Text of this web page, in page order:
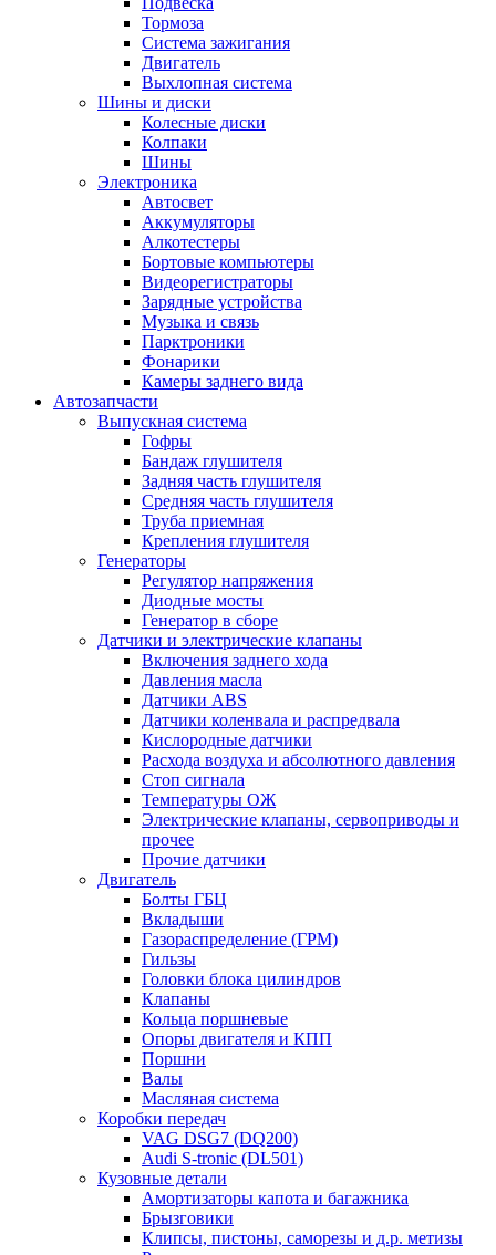
Тормоза
Система зажигания
Двигатель
Выхлопная система
Шины и диски
Колесные диски
Колпаки
Шины
Электроника
Автосвет
Аккумуляторы
Алкотестеры
Бортовые компьютеры
Видеорегистраторы
Зарядные устройства
Музыка и связь
Парктроники
Фонарики
Камеры заднего вида
Автозапчасти
Выпускная система
Гофры
Бандаж глушителя
Задняя часть глушителя
Средняя часть глушителя
Труба приемная
Крепления глушителя
Генераторы
Регулятор напряжения
Диодные мосты
Генератор в сборе
Датчики и электрические клапаны
Включения заднего хода
Давления масла
Датчики ABS
Датчики коленвала и распредвала
Кислородные датчики
Расхода воздуха и абсолютного давления
Стоп сигнала
Температуры ОЖ
Электрические клапаны, сервоприводы и
прочее
Прочие датчики
Двигатель
Болты ГБЦ
Вкладыши
Газораспределение (ГРМ)
Гильзы
Головки блока цилиндров
Клапаны
Кольца поршневые
Опоры двигателя и КПП
Поршни
Валы
Масляная система
Коробки передач
VAG DSG7 (DQ200)
Audi S-tronic (DL501)
Кузовные детали
Амортизаторы капота и багажника
Брызговики
Клипсы, пистоны, саморезы и д.р. метизы